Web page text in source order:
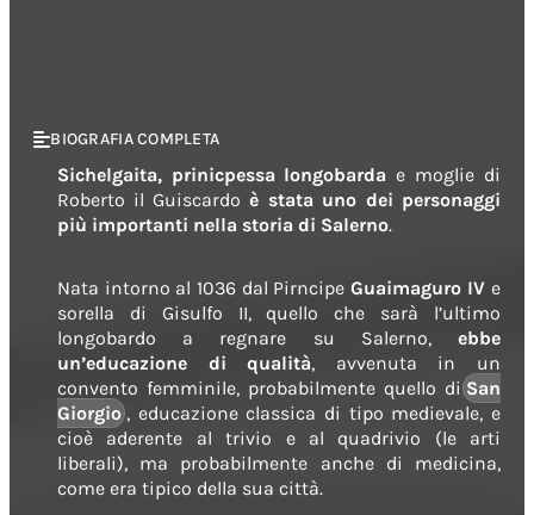
BIOGRAFIA COMPLETA
Sichelgaita, prinicpessa longobarda e moglie di
Roberto il Guiscardo è stata uno dei personaggi
più importanti nella storia di Salerno.
Nata intorno al 1036 dal Pirncipe Guaimaguro IV e
sorella di Gisulfo II, quello che sarà l’ultimo
longobardo a regnare su Salerno, ebbe
un’educazione di qualità, avvenuta in un
convento femminile, probabilmente quello di San
Giorgio , educazione classica di tipo medievale, e
cioè aderente al trivio e al quadrivio (le arti
liberali), ma probabilmente anche di medicina,
come era tipico della sua città.